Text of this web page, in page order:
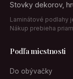
Stovky dekorov,
Laminátové podlahy
Nákup prebieha
Podľa miestnosti
Do obývačky